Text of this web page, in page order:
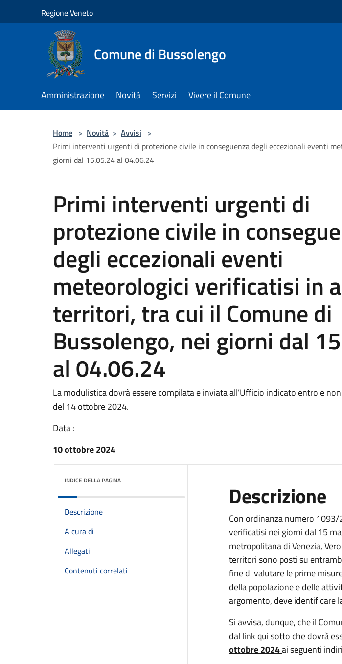
Regione Veneto
Comune di Bussolengo
Amministrazione Novità Servizi Vivere il Comune
Home > Novità > Avvisi >
Primi interventi urgenti di protezione civile in conseguenza degli eccezionali eventi
giorni dal 15.05.24 al 04.06.24
Primi interventi urgenti di
protezione civile in
degli eccezionali eventi
meteorologici verificatisi in
territori, tra cui il Comune di
Bussolengo, nei giorni dal
al 04.06.24
La modulistica dovrà essere compilata e inviata all’Ufficio indicato entro e
del 14 ottobre 2024.
Data :
10 ottobre 2024
INDICE DELLA PAGINA
Descrizione
A cura di
Allegati
Contenuti correlati
Descrizione
Con ordinanza numero
verificatisi nei giorni dal 15
metropolitana di Venezia,
territori sono posti su
fine di valutare le prime
della popolazione e delle
argomento, deve identificare
Si avvisa, dunque, che il
dal link qui sotto che dovrà
ottobre 2024ai seguenti